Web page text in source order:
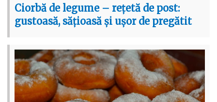
Ciorbă de legume – rețetă de post:
gustoasă, sățioasă și ușor de pregătit